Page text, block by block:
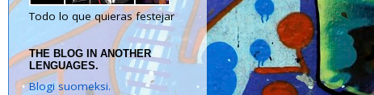
Todo lo que quieras festejar
THE BLOG IN ANOTHER
LENGUAGES.
Blogi suomeksi.